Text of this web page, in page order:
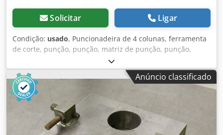
Solicitar Ligar
Condição: usado, Puncionadeira de 4 colunas, ferramenta
de corte, punção, punção, matriz de punção, punção,
Cedpfxjdxnldo Af Horf -Ferramenta de perfuração com:
função de flexão -Toma o parafuso: 40 mm -Dimensões:
255/205/H210 mm -Peso: 25 kg
Anúncio classificado